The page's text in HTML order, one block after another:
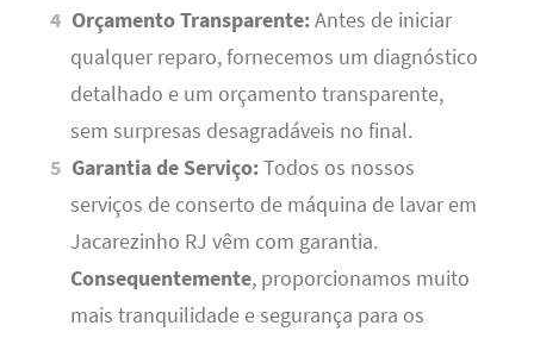
Orçamento Transparente:Antes de iniciar
qualquer reparo, fornecemos um diagnóstico
detalhado e um orçamento transparente,
sem surpresas desagradáveis no final.
Garantia de Serviço:Todos os nossos
serviços de conserto de máquina de lavar em
Jacarezinho RJ vêm com garantia.
Consequentemente, proporcionamos muito
mais tranquilidade e segurança para os